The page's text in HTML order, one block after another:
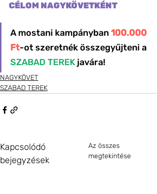
CÉLOM NAGYKÖVETKÉNT
A mostani kampányban 100.000
Ft-ot szeretnék összegyűjteni a
SZABAD TEREK javára!
NAGYKÖVET
SZABAD TEREK
Kapcsolódó
bejegyzések
Az összes
megtekintése